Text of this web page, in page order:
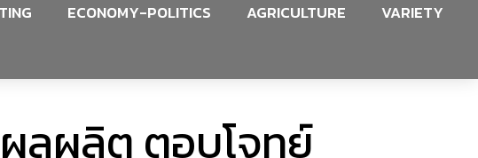
ECONOMY-POLITICS AGRICULTURE
VARIETY
ลผลิต ตอบโจทย์